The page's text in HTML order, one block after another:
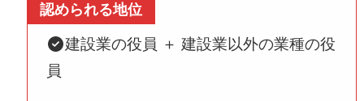
認められる地位
建設業の役員 ＋ 建設業以外の業種の役
員